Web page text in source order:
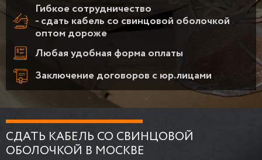
Гибкое сотрудничество
- сдать кабель со свинцовой оболочкой
оптом дороже
Любая удобная форма оплаты
Заключение договоров с юр.лицами
СДАТЬ КАБЕЛЬ СО СВИНЦОВОЙ
ОБОЛОЧКОЙ В МОСКВЕ